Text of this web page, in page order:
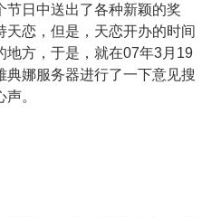
节日中送出了各种新颖的奖
恋，但是，天恋开办的时间
地方，于是，就在07年3月19
典娜服务器进行了一下意见搜
。